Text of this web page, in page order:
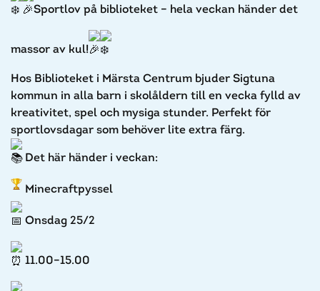
Sportlov på biblioteket – hela veckan händer det
massor av kul!
Hos Biblioteket i Märsta Centrum bjuder Sigtuna
kommun in alla barn i skolåldern till en vecka fylld av
kreativitet, spel och mysiga stunder. Perfekt för
sportlovsdagar som behöver lite extra färg.
Det här händer i veckan:
Minecraftpyssel
Onsdag 25/2
11.00–15.00